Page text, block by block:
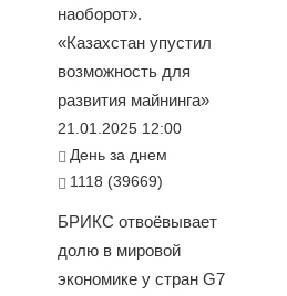
наоборот».
«Казахстан упустил
возможность для
развития майнинга»
21.01.2025 12:00
День за днем
1118 (39669)
БРИКС отвоёвывает
долю в мировой
экономике у стран G7